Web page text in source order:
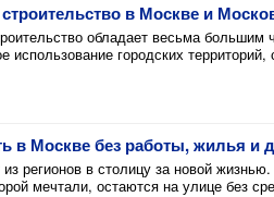
в Москве и
обладает весьма
использование городских
в Москве без работы, жилья и
регионов в столицу за новой
мечтали, остаются на улице без